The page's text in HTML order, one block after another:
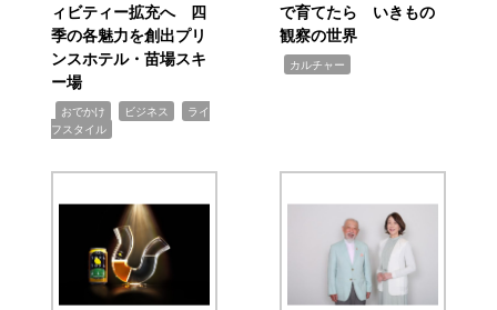
ィビティー拡充へ 四
季の各魅力を創出プリ
ンスホテル・苗場スキ
ー場
おでかけ ビジネス
ライ
フスタイル
で育てたら いきもの
観察の世界
カルチャー